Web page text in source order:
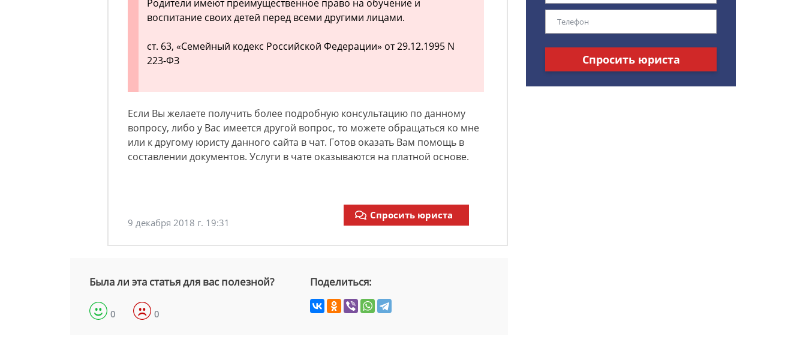
Родители имеют преимущественное право на обучение и
воспитание своих детей перед всеми другими лицами.
ст. 63, «Семейный кодекс Российской Федерации» от 29.12.1995 N
223-ФЗ
Если Вы желаете получить более подробную консультацию по данному
вопросу, либо у Вас имеется другой вопрос, то можете обращаться ко мне
или к другому юристу данного сайта в чат. Готов оказать Вам помощь в
составлении документов. Услуги в чате оказываются на платной основе.
9 декабря 2018 г. 19:31
Спросить юриста
Была ли эта статья для вас полезной?
0 0
Поделиться:
Спросить юриста